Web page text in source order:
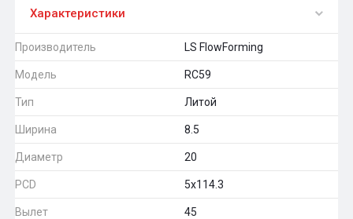
Характеристики
Производитель LS FlowForming
Модель RC59
Тип Литой
Ширина 8.5
Диаметр 20
PCD 5x114.3
Вылет 45